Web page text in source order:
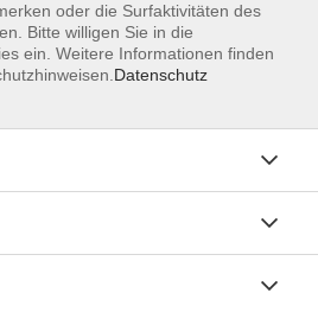
oder die Surfaktivitäten des
Bitte willigen Sie in die
ein. Weitere Informationen finden
Datenschutz